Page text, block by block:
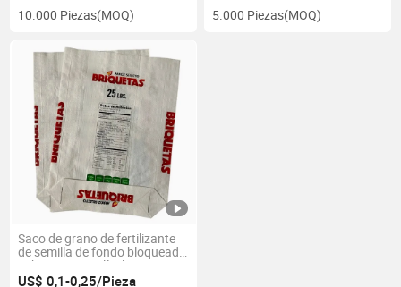
10.000 Piezas(MOQ) 5.000 Piezas(MOQ)
Saco de grano de fertilizante
de semilla de fondo bloqueado
cubierto con película BOPP
US$ 0,1-0,25/Pieza